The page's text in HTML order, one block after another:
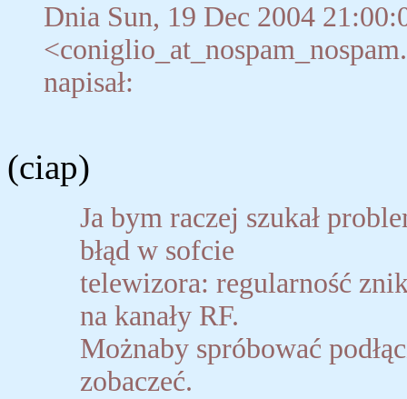
Dnia Sun, 19 Dec 2004
napisał:
(ciap)
Ja bym raczej szukał
błąd w sofcie
telewizora: regularność
na kanały RF.
Możnaby spróbować
zobaczeć.